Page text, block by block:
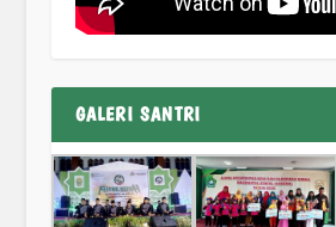
GALERI SANTRI